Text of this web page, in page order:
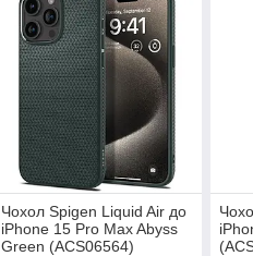
Чохол Spigen Liquid Air до
iPhone 15 Pro Max Abyss
Green (ACS06564)